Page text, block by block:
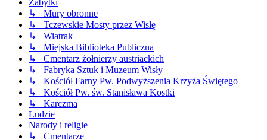
Zabytki
↳ Mury obronne
↳ Tczewskie Mosty przez Wisłę
↳ Wiatrak
↳ Miejska Biblioteka Publiczna
↳ Cmentarz żołnierzy austriackich
↳ Fabryka Sztuk i Muzeum Wisły
↳ Kościół Farny Pw. Podwyższenia Krzyża Świętego
↳ Kościół Pw. św. Stanisława Kostki
↳ Karczma
Ludzie
Narody i religie
↳ Cmentarze